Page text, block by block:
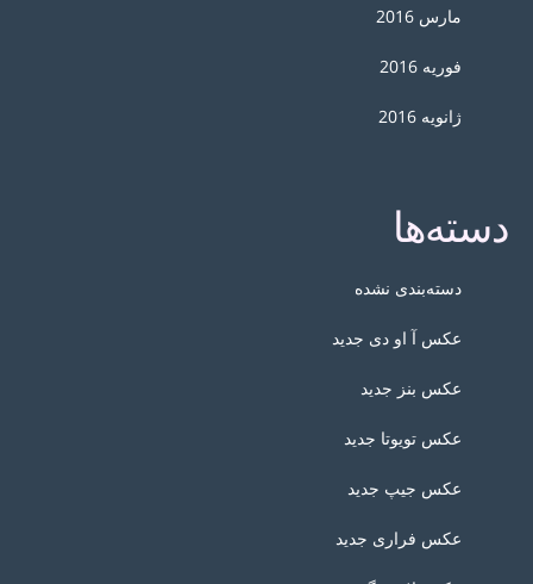
مارس 2016
فوریه 2016
ژانویه 2016
دسته‌ها
دسته‌بندی نشده
عکس آ او دی جدید
عکس بنز جدید
عکس تویوتا جدید
عکس جیپ جدید
عکس فراری جدید